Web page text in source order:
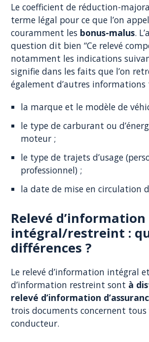
Le coefficient de réduction-
terme légal pour ce que l’on
couramment les bonus-malus.
question dit bien “Ce relevé
notamment les indications
signifie dans les faits que l’on
également d’autres informations
la marque et le modèle de
le type de carburant ou
moteur ;
le type de trajets d’usage
professionnel) ;
la date de mise en circulation
Relevé d’information
intégral/restreint :
différences ?
Le relevé d’information intégral
d’information restreint sont à
relevé d’information
trois documents concernent
conducteur.